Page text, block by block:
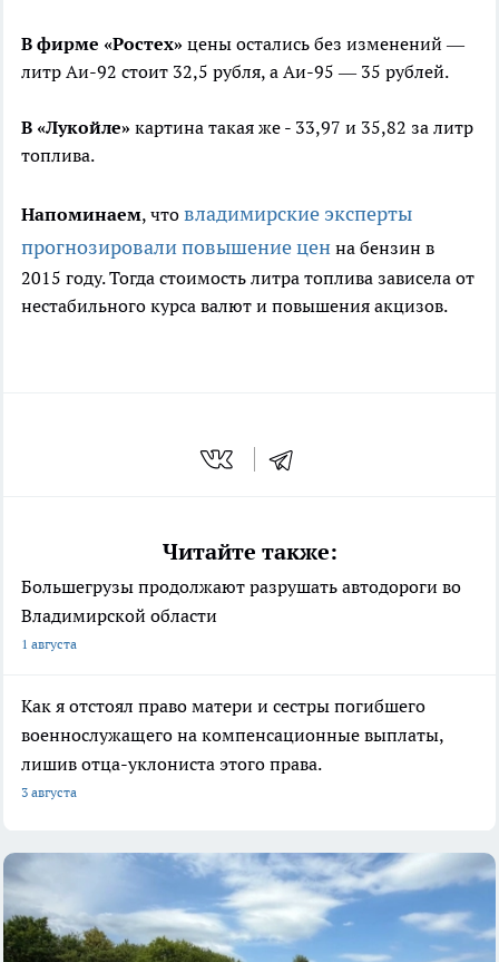
В фирме «Ростех» цены остались без изменений —
литр Аи-92 стоит 32,5 рубля, а Аи-95 — 35 рублей.
В «Лукойле» картина такая же - 33,97 и 35,82 за литр
топлива.
Напоминаем, что владимирские эксперты
прогнозировали повышение цен на бензин в
2015 году. Тогда стоимость литра топлива зависела от
нестабильного курса валют и повышения акцизов.
Читайте также:
Большегрузы продолжают разрушать автодороги во
Владимирской области
1 августа
Как я отстоял право матери и сестры погибшего
военнослужащего на компенсационные выплаты,
лишив отца-уклониста этого права.
3 августа